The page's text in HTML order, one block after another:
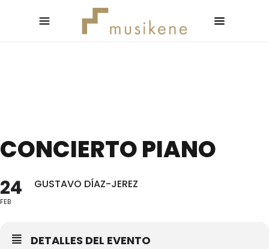
CONCIERTO PIANO
24
FEB
GUSTAVO DÍAZ-JEREZ
DETALLES DEL EVENTO